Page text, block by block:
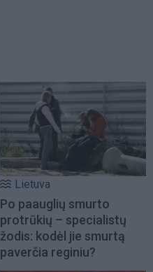
Lietuva
Po paauglių smurto
protrūkių – specialistų
žodis: kodėl jie smurtą
paverčia reginiu?